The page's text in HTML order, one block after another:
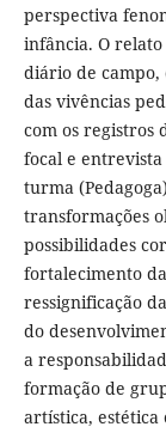
perspectiva
infância. O
diário de campo,
das vivências
com os registros
focal e
turma
transformações
possibilidades
fortalecimento
ressignificação
do
a
formação de
artística, estética